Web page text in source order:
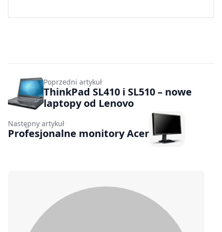
Poprzedni artykuł
ThinkPad SL410 i SL510 – nowe
laptopy od Lenovo
Następny artykuł
Profesjonalne monitory Acer